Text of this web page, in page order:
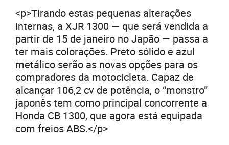
<p>Tirando estas pequenas alterações
internas, a XJR 1300 — que será vendida a
partir de 15 de janeiro no Japão — passa a
ter mais colorações. Preto sólido e azul
metálico serão as novas opções para os
compradores da motocicleta. Capaz de
alcançar 106,2 cv de potência, o “monstro”
japonês tem como principal concorrente a
Honda CB 1300, que agora está equipada
com freios ABS.</p>